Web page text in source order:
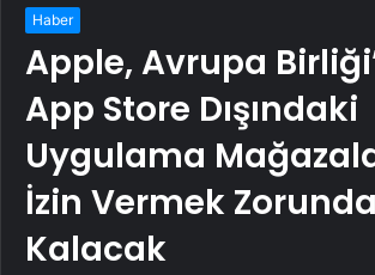
Haber
Apple, Avrupa
App Store Dışındaki
Uygulama
İzin Vermek Zorunda
Kalacak